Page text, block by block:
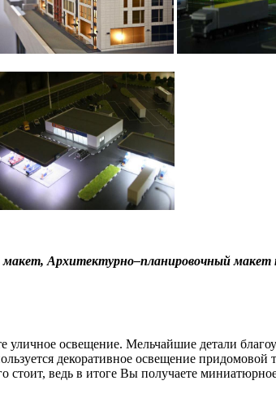
Архитектурно–планировочный макет
освещение. Мельчайшие детали
декоративное освещение
стоит, ведь в итоге Вы получаете